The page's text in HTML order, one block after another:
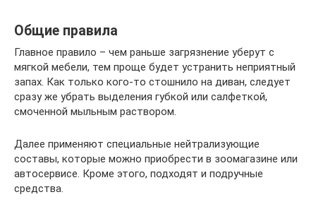
Общие правила
Главное правило – чем раньше загрязнение уберут с
мягкой мебели, тем проще будет устранить неприятный
запах. Как только кого-то стошнило на диван, следует
сразу же убрать выделения губкой или салфеткой,
смоченной мыльным раствором.
Далее применяют специальные нейтрализующие
составы, которые можно приобрести в зоомагазине или
автосервисе. Кроме этого, подходят и подручные
средства.